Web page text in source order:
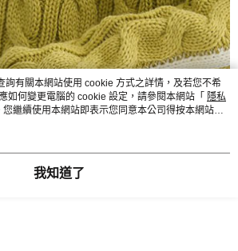
詢有關本網站使用 cookie 方式之詳情，及若您不希
如何變更電腦的 cookie 設定，請參閱本網站「 隱私
您繼續使用本網站即表示您同意本公司得按本網站使
。
我知道了